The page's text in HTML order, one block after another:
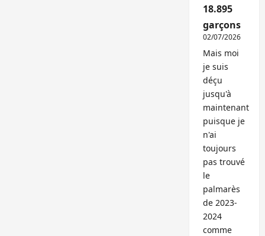
18.895
garçons
02/07/2026
Mais moi
je suis
déçu
jusqu'à
maintenant
puisque je
n'ai
toujours
pas trouvé
le
palmarès
de 2023-
2024
comme